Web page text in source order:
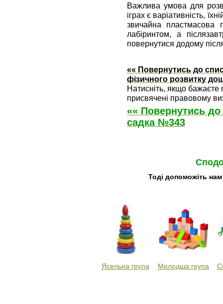
Важлива умова для
іграх є варіативність,
звичайна пластмасова
лабіринтом, а
повернутися додому
«« Повернутись до
фізичного розвитку
Натисніть, якщо бажаєте
присвячені правовому
«« Повернутись
садка №343
Тоді допоможіть
Ясельна група Молодша група